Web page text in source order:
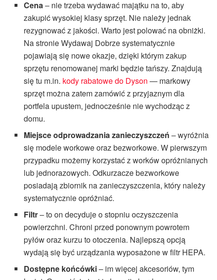
Cena– nie trzeba wydawać majątku na to, aby
zakupić wysokiej klasy sprzęt. Nie należy jednak
rezygnować z jakości. Warto jest polować na obniżki.
Na stronie Wydawaj Dobrze systematycznie
pojawiają się nowe okazje, dzięki którym zakup
sprzętu renomowanej marki będzie tańszy. Znajdują
się tu m.in. kody rabatowe do Dyson — markowy
sprzęt można zatem zamówić z przyjaznym dla
portfela upustem, jednocześnie nie wychodząc z
domu.
Miejsce odprowadzania zanieczyszczeń – wyróżnia
się modele workowe oraz bezworkowe. W pierwszym
przypadku możemy korzystać z worków opróżnianych
lub jednorazowych. Odkurzacze bezworkowe
posiadają zbiornik na zanieczyszczenia, który należy
systematycznie opróżniać.
Filtr– to on decyduje o stopniu oczyszczenia
powierzchni. Chroni przed ponownym powrotem
pyłów oraz kurzu to otoczenia. Najlepszą opcją
wydają się być urządzania wyposażone w filtr HEPA.
Dostępne końcówki– im więcej akcesoriów, tym